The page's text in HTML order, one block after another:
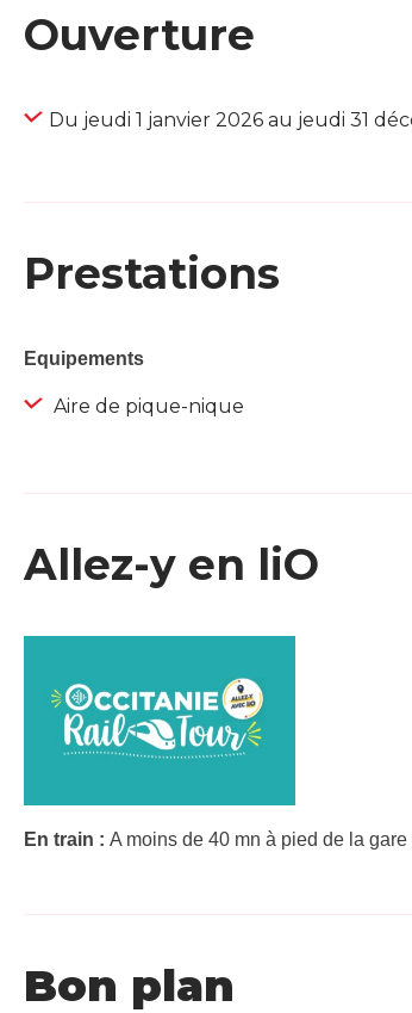
Ouverture
Du jeudi 1 janvier 2026 au jeudi 31
Prestations
Equipements
Aire de pique-nique
Allez-y en liO
En train : A moins de 40 mn à pied de la
Bon plan